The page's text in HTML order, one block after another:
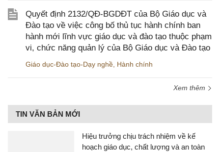
Quyết định 2132/QĐ-BGDĐT của Bộ Giáo dục và
Đào tạo về việc công bố thủ tục hành chính ban
hành mới lĩnh vực giáo dục và đào tạo thuộc phạm
vi, chức năng quản lý của Bộ Giáo dục và Đào tạo
Giáo dục-Đào tạo-Dạy nghề Hành chính
Xem thêm
TIN VĂN BẢN MỚI
Hiệu trưởng chịu trách nhiệm về kế
hoạch giáo dục, chất lượng và an toàn